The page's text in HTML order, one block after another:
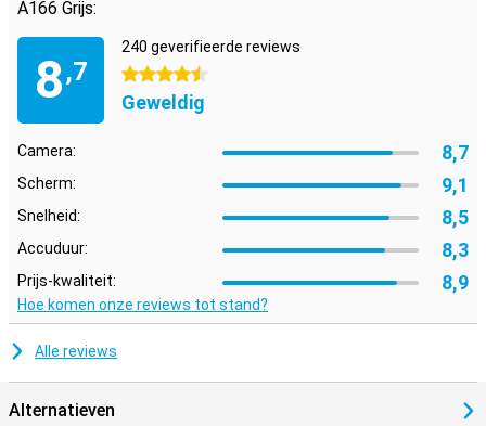
A166 Grijs:
8,7
240 geverifieerde reviews
4.5 sterren
Geweldig
Camera: 8,7
Scherm: 9,1
Snelheid: 8,5
Accuduur: 8,3
Prijs-kwaliteit: 8,9
Hoe komen onze reviews tot stand?
Alle reviews
Alternatieven